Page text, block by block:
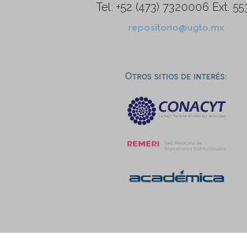
Tel: +52 (473) 7320006 Ext.
repositorio@ugto.mx
Otros sitios de interés: